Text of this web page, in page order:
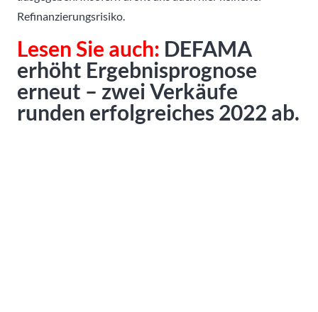
Refinanzierungsrisiko.
Lesen Sie auch: DEFAMA
erhöht Ergebnisprognose
erneut – zwei Verkäufe
runden erfolgreiches 2022 ab.